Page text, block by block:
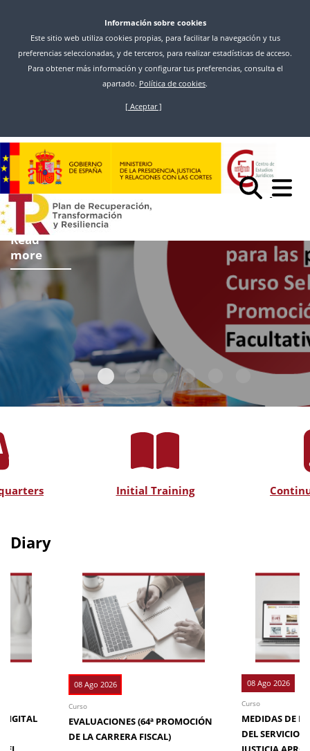
main
Información sobre cookies
Este sitio web utiliza cookies propias, para facilitar la navegación y tus
preferencias seleccionadas, y de terceros, para realizar estadísticas de acceso.
Para obtener más información y configurar tus preferencias, consulta el
apartado. Política de cookies.
[ Aceptar ]
Read
more
Initial Training
Diary
DIGITAL
08 Ago 2026
Curso
EVALUACIONES (64ª PROMOCIÓN
DE LA CARRERA FISCAL)
08 Ago 2026
Curso
MEDIDAS DE
DEL SERVICIO